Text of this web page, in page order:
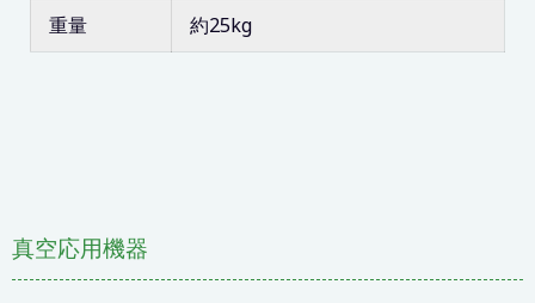
重量 約25kg
真空応用機器